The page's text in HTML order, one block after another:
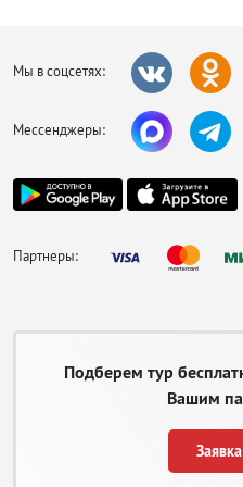
Прогуляйтесь по
улице
поезде.
Отправьтесь на морскую
Совершите погружение в
Возьмите экскурсию в
цветной каньон Нувейбы.
и другие интересные города.
Поклонники экстрима на
Мы в соцсетях:
Мессенджеры:
Партнеры:
Подберем тур
Вашим